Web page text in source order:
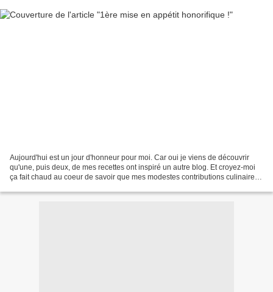
Aujourd'hui est un jour d'honneur pour moi. Car oui je viens de découvrir
qu'une, puis deux, de mes recettes ont inspiré un autre blog. Et croyez-moi
ça fait chaud au coeur de savoir que mes modestes contributions culinaires